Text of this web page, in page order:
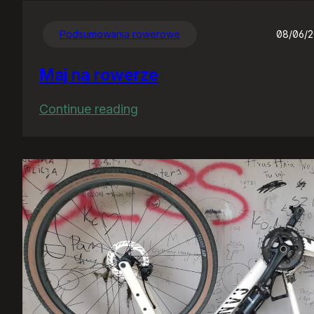
Podsumowania rowerowe 08/06/
Maj na rowerze
Continue reading
rowerze